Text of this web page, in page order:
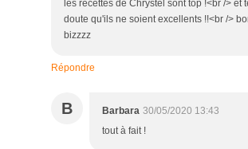
les recettes de Chrystel sont top !<br /> et
doute qu'ils ne soient excellents !!<br />
bizzzz
Répondre
B Barbara 30/05/2020 13:43
tout à fait !